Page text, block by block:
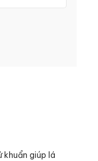
khuẩn giúp lá